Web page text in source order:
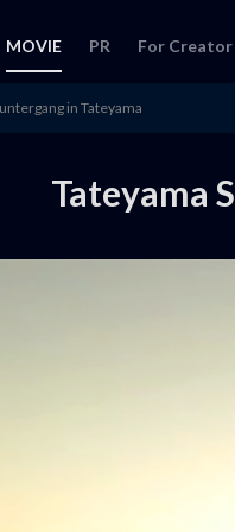
MOVIE PR For Creator
in Tateyama
Tateyama